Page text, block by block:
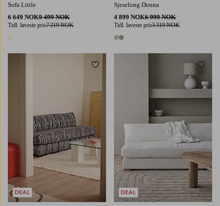
Sofa Little
6 649 NOK9 499 NOK
Tidl. laveste pris7 219 NOK
Sjeselong Donna
4 899 NOK6 999 NOK
Tidl. laveste pris5 319 NOK
2 farger
DEAL
Legg til favoritter
DEAL